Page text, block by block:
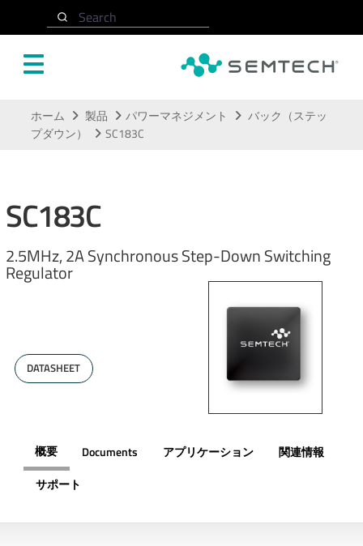
Search
ホーム 製品 パワーマネジメント
バック（ステッ
プダウン）
SC183C
SC183C
2.5MHz, 2A Synchronous Step-Down Switching
Regulator
DATASHEET
概要 Documents アプリケーション
関連情報
サポート